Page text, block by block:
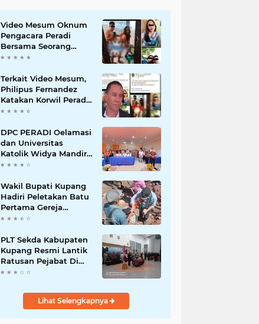
Video Mesum Oknum
Pengacara Peradi
Bersama Seorang
Wanita Viral di
Terkait Video Mesum,
Philipus Fernandez
Katakan Korwil Peradi
NTT Akan Panggil
DPC PERADI Oelamasi
dan Universitas
Katolik Widya Mandira
Kupang Resmi Tutup
Wakil Bupati Kupang
Hadiri Peletakan Batu
Pertama Gereja
Imanuel Bonet
PLT Sekda Kabupaten
Kupang Resmi Lantik
Ratusan Pejabat Di
Lingkup Kabupaten
Lihat Selengkapnya